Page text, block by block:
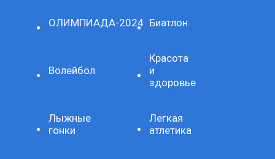
ОЛИМПИАДА-2024 Биатлон
Волейбол
Красота
и
здоровье
Лыжные
гонки
Легкая
атлетика